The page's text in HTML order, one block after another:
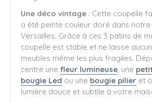
Une déco vintage : Cette coupelle
a été peinte couleur doré dans
Versailles. Grâce à ces 3 patins de
coupelle est stable et ne laisse
meubles même les plus fragiles.
centre une fleur lumineuse, une
bougie Led ou une bougie pilier et
lumière douce et subtile à votre